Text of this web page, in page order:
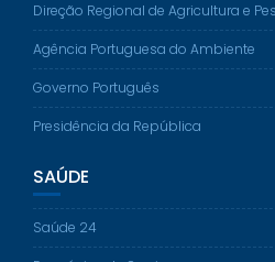
Direção Regional de Agricultura e
Agência Portuguesa do Ambiente
Governo Português
Presidência da República
SAÚDE
Saúde 24